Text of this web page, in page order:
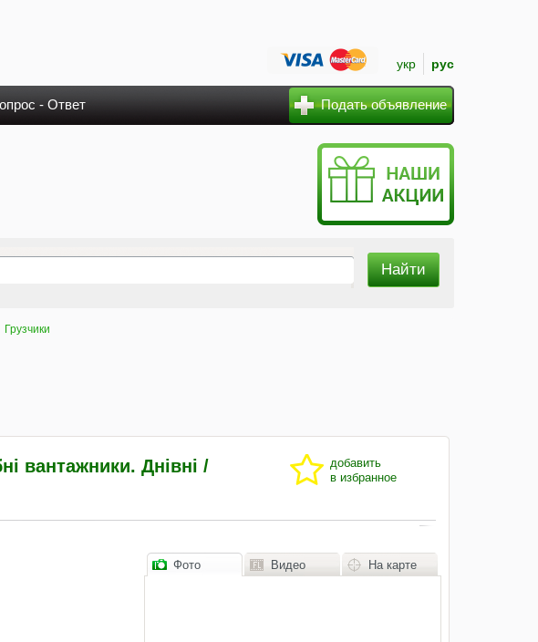
укр рус
- Ответ Подать объявление
Грузчики
вантажники. Днівні /
добавить
в избранное
Фото Видео На карте